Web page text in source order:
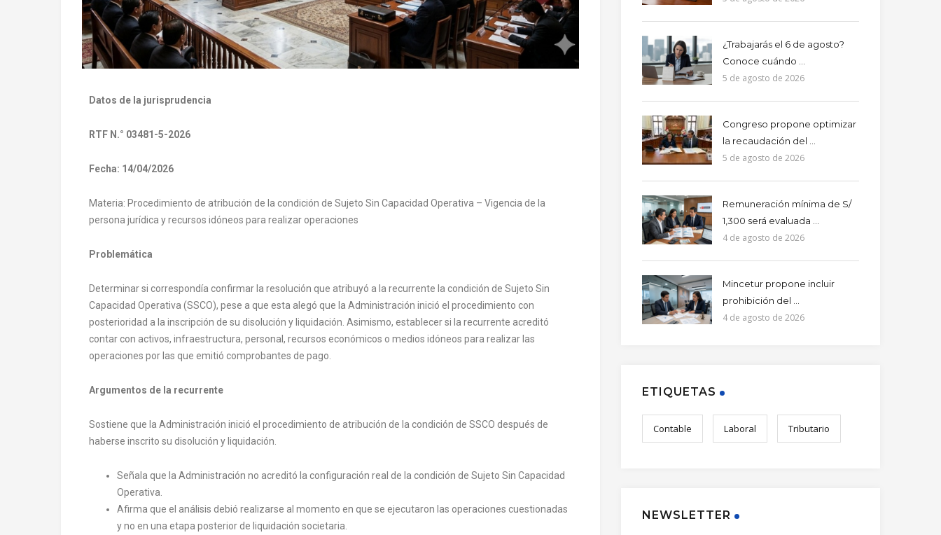
Datos de la jurisprudencia
RTF N.° 03481-5-2026
Fecha: 14/04/2026
Materia: Procedimiento de atribución de la condición de Sujeto Sin Capacidad Operativa – Vigencia de la
persona jurídica y recursos idóneos para realizar operaciones
Problemática
Determinar si correspondía confirmar la resolución que atribuyó a la recurrente la condición de Sujeto Sin
Capacidad Operativa (SSCO), pese a que esta alegó que la Administración inició el procedimiento con
posterioridad a la inscripción de su disolución y liquidación. Asimismo, establecer si la recurrente acreditó
contar con activos, infraestructura, personal, recursos económicos o medios idóneos para realizar las
operaciones por las que emitió comprobantes de pago.
Argumentos de la recurrente
Sostiene que la Administración inició el procedimiento de atribución de la condición de SSCO después de
haberse inscrito su disolución y liquidación.
Señala que la Administración no acreditó la configuración real de la condición de Sujeto Sin Capacidad
Operativa.
Afirma que el análisis debió realizarse al momento en que se ejecutaron las operaciones cuestionadas
y no en una etapa posterior de liquidación societaria.
¿Trabajarás el 6 de agosto?
Conoce cuándo ...
5 de agosto de 2026
Congreso propone optimizar
la recaudación del ...
5 de agosto de 2026
Remuneración mínima de S/
1,300 será evaluada ...
4 de agosto de 2026
Mincetur propone incluir
prohibición del ...
4 de agosto de 2026
ETIQUETAS
Contable Laboral Tributario
NEWSLETTER